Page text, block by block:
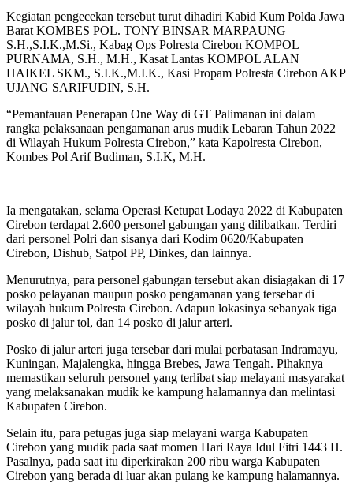
Kegiatan pengecekan tersebut turut dihadiri Kabid Kum Polda Jawa
Barat KOMBES POL. TONY BINSAR MARPAUNG
S.H.,S.I.K.,M.Si., Kabag Ops Polresta Cirebon KOMPOL
PURNAMA, S.H., M.H., Kasat Lantas KOMPOL ALAN
HAIKEL SKM., S.I.K.,M.I.K., Kasi Propam Polresta Cirebon AKP
UJANG SARIFUDIN, S.H.
“Pemantauan Penerapan One Way di GT Palimanan ini dalam
rangka pelaksanaan pengamanan arus mudik Lebaran Tahun 2022
di Wilayah Hukum Polresta Cirebon,” kata Kapolresta Cirebon,
Kombes Pol Arif Budiman, S.I.K, M.H.
Ia mengatakan, selama Operasi Ketupat Lodaya 2022 di Kabupaten
Cirebon terdapat 2.600 personel gabungan yang dilibatkan. Terdiri
dari personel Polri dan sisanya dari Kodim 0620/Kabupaten
Cirebon, Dishub, Satpol PP, Dinkes, dan lainnya.
Menurutnya, para personel gabungan tersebut akan disiagakan di 17
posko pelayanan maupun posko pengamanan yang tersebar di
wilayah hukum Polresta Cirebon. Adapun lokasinya sebanyak tiga
posko di jalur tol, dan 14 posko di jalur arteri.
Posko di jalur arteri juga tersebar dari mulai perbatasan Indramayu,
Kuningan, Majalengka, hingga Brebes, Jawa Tengah. Pihaknya
memastikan seluruh personel yang terlibat siap melayani masyarakat
yang melaksanakan mudik ke kampung halamannya dan melintasi
Kabupaten Cirebon.
Selain itu, para petugas juga siap melayani warga Kabupaten
Cirebon yang mudik pada saat momen Hari Raya Idul Fitri 1443 H.
Pasalnya, pada saat itu diperkirakan 200 ribu warga Kabupaten
Cirebon yang berada di luar akan pulang ke kampung halamannya.